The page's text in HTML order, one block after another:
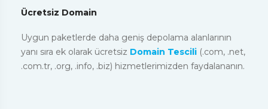
Ücretsiz Domain
Uygun paketlerde daha geniş depolama alanlarının
yanı sıra ek olarak ücretsiz Domain Tescili (.com, .net,
.com.tr, .org, .info, .biz) hizmetlerimizden faydalananın.